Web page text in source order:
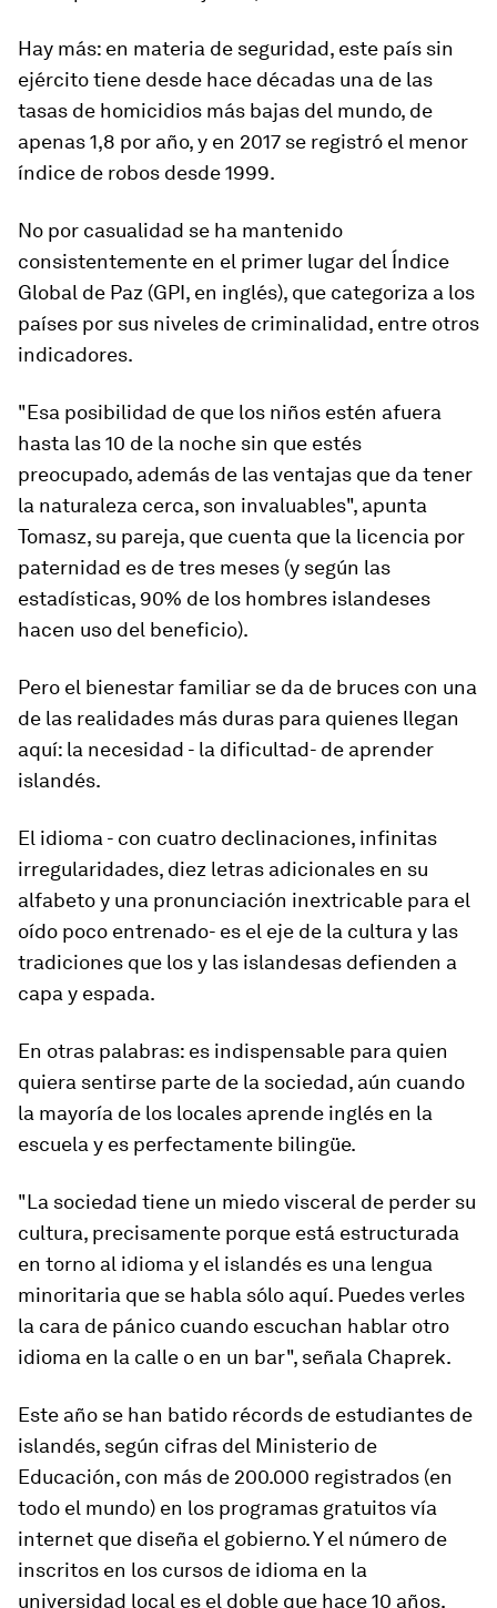
Hay más: en materia de seguridad, este país sin
ejército tiene desde hace décadas una de las
tasas de homicidios más bajas del mundo, de
apenas 1,8 por año, y en 2017 se registró el menor
índice de robos desde 1999.
No por casualidad se ha mantenido
consistentemente en el primer lugar del Índice
Global de Paz (GPI, en inglés), que categoriza a los
países por sus niveles de criminalidad, entre otros
indicadores.
"Esa posibilidad de que los niños estén afuera
hasta las 10 de la noche sin que estés
preocupado, además de las ventajas que da tener
la naturaleza cerca, son invaluables", apunta
Tomasz, su pareja, que cuenta que la licencia por
paternidad es de tres meses (y según las
estadísticas, 90% de los hombres islandeses
hacen uso del beneficio).
Pero el bienestar familiar se da de bruces con una
de las realidades más duras para quienes llegan
aquí: la necesidad - la dificultad- de aprender
islandés.
El idioma - con cuatro declinaciones, infinitas
irregularidades, diez letras adicionales en su
alfabeto y una pronunciación inextricable para el
oído poco entrenado- es el eje de la cultura y las
tradiciones que los y las islandesas defienden a
capa y espada.
En otras palabras: es indispensable para quien
quiera sentirse parte de la sociedad, aún cuando
la mayoría de los locales aprende inglés en la
escuela y es perfectamente bilingüe.
"La sociedad tiene un miedo visceral de perder su
cultura, precisamente porque está estructurada
en torno al idioma y el islandés es una lengua
minoritaria que se habla sólo aquí. Puedes verles
la cara de pánico cuando escuchan hablar otro
idioma en la calle o en un bar", señala Chaprek.
Este año se han batido récords de estudiantes de
islandés, según cifras del Ministerio de
Educación, con más de 200.000 registrados (en
todo el mundo) en los programas gratuitos vía
internet que diseña el gobierno. Y el número de
inscritos en los cursos de idioma en la
universidad local es el doble que hace 10 años,